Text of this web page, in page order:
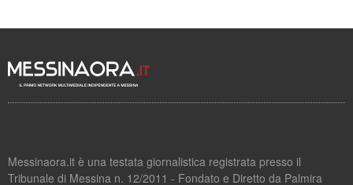
Messinaora.it è una testata giornalistica registrata presso il
Tribunale di Messina n. 12/2011 - Fondato e Diretto da Palmira